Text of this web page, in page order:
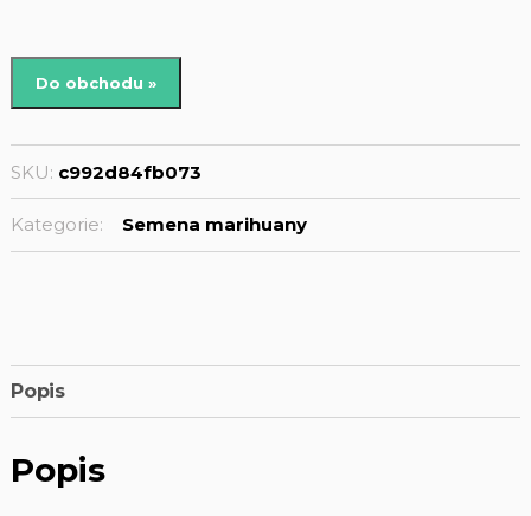
Do obchodu »
SKU: c992d84fb073
Kategorie: Semena marihuany
Popis
Popis